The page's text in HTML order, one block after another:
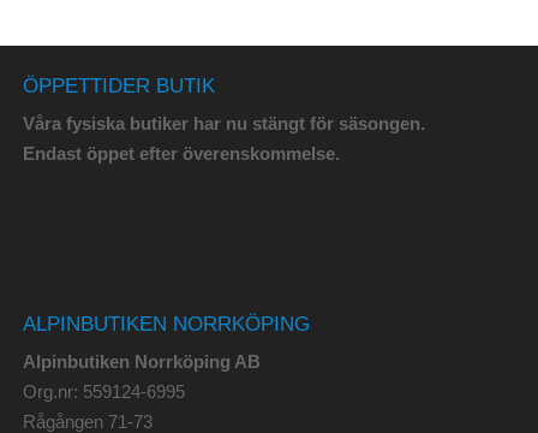
ÖPPETTIDER BUTIK
Våra fysiska butiker har nu stängt för säsongen.
Endast öppet efter överenskommelse.
ALPINBUTIKEN NORRKÖPING
Alpinbutiken Norrköping AB
Org.nr: 559124-6995
Rågången 71-73